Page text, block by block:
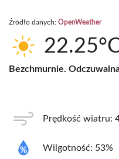
Źródło danych: OpenWeather
Bezchmurnie.
Prędkość wiatru:
Wilgotność: 53%